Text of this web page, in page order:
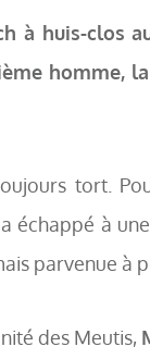
à huis-clos
homme,
tort.
échappé à
parvenue à
des Meutis,